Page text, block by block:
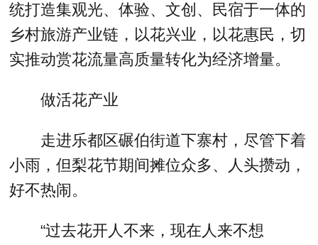
统打造集观光、体验、文创、民宿于一体的
乡村旅游产业链，以花兴业，以花惠民，切
实推动赏花流量高质量转化为经济增量。
做活花产业
走进乐都区碾伯街道下寨村，尽管下着
小雨，但梨花节期间摊位众多、人头攒动，
好不热闹。
“过去花开人不来，现在人来不想